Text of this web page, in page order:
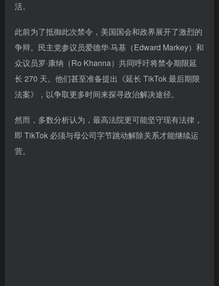
活。
此前为了抵御此次禁令，美国国会和政界展开了激烈的
争辩。民主党参议员爱德华·马基（Edward Markey）和
众议员罗·康纳（Ro Khanna）共同呼吁将禁令期限延
长 270 天。他们甚至准备提出《延长 TikTok 最后期限
法案》，以争取更多时间来探寻政治解决途径。
然而，多数分析认为，最高法院更可能坚守现有法律，
即 TikTok 必须与母公司字节跳动解除关系才能继续运
营。